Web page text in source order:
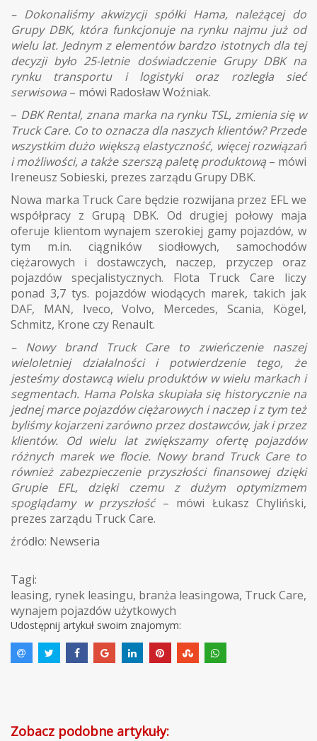
– Dokonaliśmy akwizycji spółki Hama, należącej do
Grupy DBK, która funkcjonuje na rynku najmu już od
wielu lat. Jednym z elementów bardzo istotnych dla tej
decyzji było 25-letnie doświadczenie Grupy DBK na
rynku transportu i logistyki oraz rozległa sieć
serwisowa – mówi Radosław Woźniak.
– DBK Rental, znana marka na rynku TSL, zmienia się w
Truck Care. Co to oznacza dla naszych klientów? Przede
wszystkim dużo większą elastyczność, więcej rozwiązań
i możliwości, a także szerszą paletę produktową – mówi
Ireneusz Sobieski, prezes zarządu Grupy DBK.
Nowa marka Truck Care będzie rozwijana przez EFL we
współpracy z Grupą DBK. Od drugiej połowy maja
oferuje klientom wynajem szerokiej gamy pojazdów, w
tym m.in. ciągników siodłowych, samochodów
ciężarowych i dostawczych, naczep, przyczep oraz
pojazdów specjalistycznych. Flota Truck Care liczy
ponad 3,7 tys. pojazdów wiodących marek, takich jak
DAF, MAN, Iveco, Volvo, Mercedes, Scania, Kögel,
Schmitz, Krone czy Renault.
– Nowy brand Truck Care to zwieńczenie naszej
wieloletniej działalności i potwierdzenie tego, że
jesteśmy dostawcą wielu produktów w wielu markach i
segmentach. Hama Polska skupiała się historycznie na
jednej marce pojazdów ciężarowych i naczep i z tym też
byliśmy kojarzeni zarówno przez dostawców, jak i przez
klientów. Od wielu lat zwiększamy ofertę pojazdów
różnych marek we flocie. Nowy brand Truck Care to
również zabezpieczenie przyszłości finansowej dzięki
Grupie EFL, dzięki czemu z dużym optymizmem
spoglądamy w przyszłość – mówi Łukasz Chyliński,
prezes zarządu Truck Care.
źródło: Newseria
Tagi:
leasing, rynek leasingu, branża leasingowa, Truck Care,
wynajem pojazdów użytkowych
Udostępnij artykuł swoim znajomym:
Zobacz podobne artykuły: